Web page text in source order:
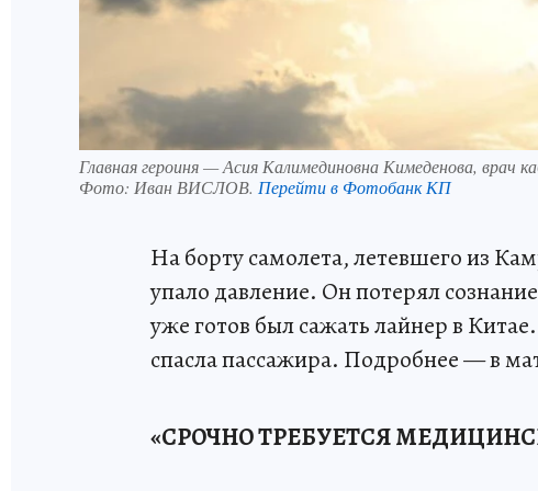
Главная героиня — Асия Калимединовна Кимеденова,
Фото: Иван ВИСЛОВ. Перейти в Фотобанк КП
На борту самолета, летевшего из
упало давление. Он потерял
уже готов был сажать лайнер в
спасла пассажира. Подробнее — в
«СРОЧНО ТРЕБУЕТСЯ